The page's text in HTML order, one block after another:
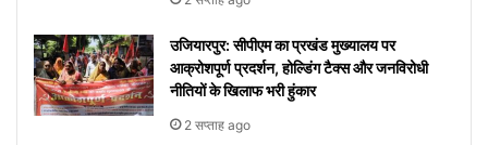
उजियारपुर: सीपीएम का प्रखंड मुख्यालय पर
आक्रोशपूर्ण प्रदर्शन, होल्डिंग टैक्स और जनविरोधी
नीतियों के खिलाफ भरी हुंकार
2 सप्ताह ago